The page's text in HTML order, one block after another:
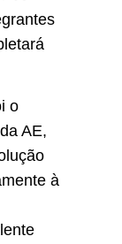
o
AE,
à